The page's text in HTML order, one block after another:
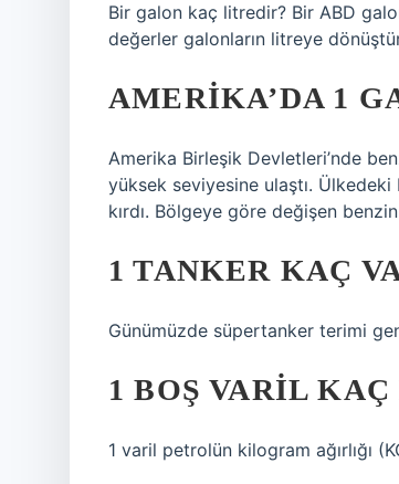
Bir galon kaç litredir? Bir ABD
değerler galonların litreye
AMERIKA’DA 1
Amerika Birleşik Devletleri’nde
yüksek seviyesine ulaştı.
kırdı. Bölgeye göre değişen
1 TANKER KAÇ
Günümüzde süpertanker terimi
1 BOŞ VARIL KAÇ
1 varil petrolün kilogram ağırlığı